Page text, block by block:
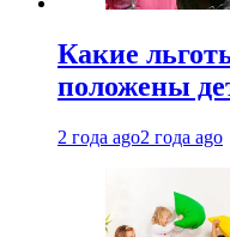
Какие
положены
2 года ago2 года ago